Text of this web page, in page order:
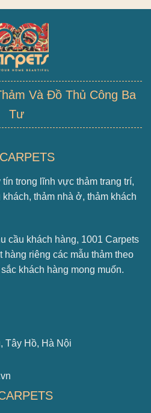
Và Đồ Thủ Công Ba
Tư
trong lĩnh vực thảm trang trí,
thảm nhà ở, thảm khách
cầu khách hàng, 1001 Carpets
hàng riêng các mẫu thảm theo
khách hàng mong muốn.
Tây Hồ, Hà Nội